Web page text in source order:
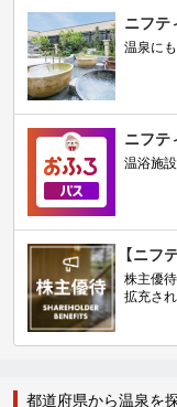
ニフテ
温泉に
ニフテ
温浴施
【ニフ
株主優
拡充さ
都道府県から温泉を